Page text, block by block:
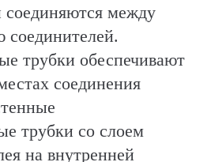
между
трубки обеспечивают
соединения
трубки со слоем
на внутренней